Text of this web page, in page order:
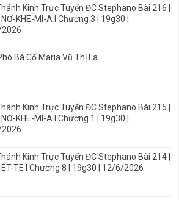
Kinh Trực Tuyến ĐC Stephano Bài 216 |
KHE-MI-A I Chương 3 | 19g30 |
Bà Cố Maria Vũ Thị La
Kinh Trực Tuyến ĐC Stephano Bài 215 |
KHE-MI-A I Chương 1 | 19g30 |
Kinh Trực Tuyến ĐC Stephano Bài 214 |
TE I Chương 8 | 19g30 | 12/6/2026